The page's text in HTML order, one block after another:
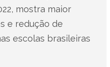
mostra maior
e redução de
escolas brasileiras